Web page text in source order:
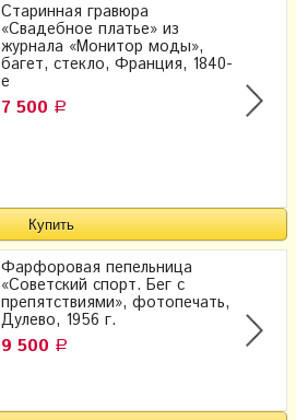
Старинная гравюра
«Свадебное платье» из
журнала «Монитор моды»,
багет, стекло, Франция, 1840-
е
7 500 Р
Фарфоровая пепельница
«Советский спорт. Бег с
препятствиями», фотопечать,
Дулево, 1956 г.
9 500 Р